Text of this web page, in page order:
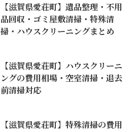
【滋賀県愛荘町】遺品整理・不用
品回収・ゴミ屋敷清掃・特殊清
掃・ハウスクリーニングまとめ
【滋賀県愛荘町】ハウスクリーニ
ングの費用相場・空室清掃・退去
前清掃対応
【滋賀県愛荘町】特殊清掃の費用